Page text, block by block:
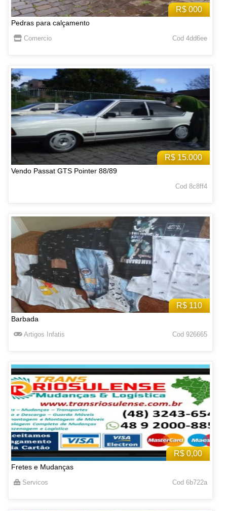
R$ 000
Pedras para calçamento
Comercio Cod 4dd6ee
R$ 15.000
Vendo Passat GTS Pointer 88/89
Cod 8c8ff4
R$ 110
Barbada
Artigos Infatis Cod 926665
R$ 0,00
Fretes e Mudanças
Servicos Cod 6b722a